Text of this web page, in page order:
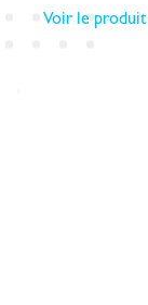
Voir le produit